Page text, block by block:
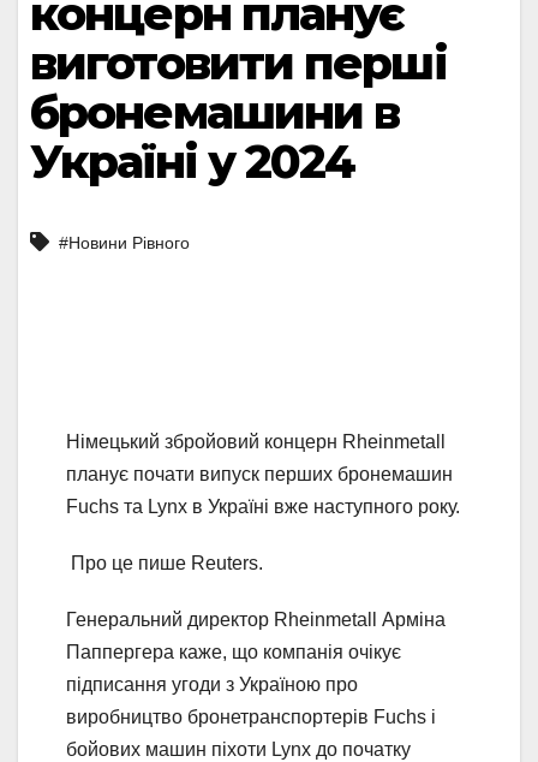
концерн планує
виготовити перші
бронемашини в
Україні у 2024
#Новини Рівного
Німецький збройовий концерн Rheinmetall
планує почати випуск перших бронемашин
Fuchs та Lynx в Україні вже наступного року.
Про це пише Reuters.
Генеральний директор Rheinmetall Арміна
Паппергера каже, що компанія очікує
підписання угоди з Україною про
виробництво бронетранспортерів Fuchs і
бойових машин піхоти Lynx до початку